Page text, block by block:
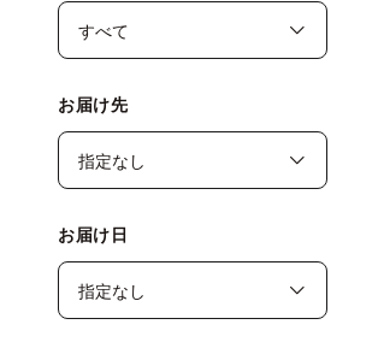
お届け先
お届け日